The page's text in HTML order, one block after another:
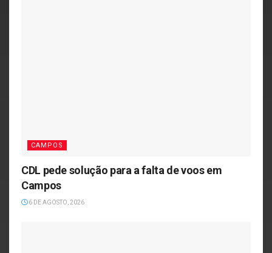
CAMPOS
CDL pede solução para a falta de voos em
Campos
6 DE AGOSTO, 2026